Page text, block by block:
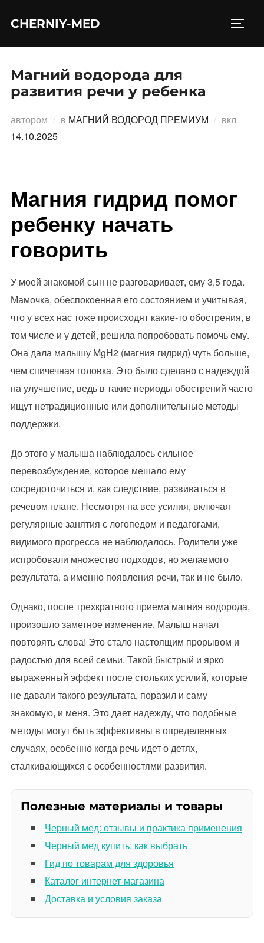
CHERNIY-MED
Магний водорода для
развития речи у ребенка
автором в МАГНИЙ ВОДОРОД ПРЕМИУМ вкл
14.10.2025
Магния гидрид помог
ребенку начать
говорить
У моей знакомой сын не разговаривает, ему 3,5 года.
Мамочка, обеспокоенная его состоянием и учитывая,
что у всех нас тоже происходят какие-то обострения, в
том числе и у детей, решила попробовать помочь ему.
Она дала малышу MgH2 (магния гидрид) чуть больше,
чем спичечная головка. Это было сделано с надеждой
на улучшение, ведь в такие периоды обострений часто
ищут нетрадиционные или дополнительные методы
поддержки.
До этого у малыша наблюдалось сильное
перевозбуждение, которое мешало ему
сосредоточиться и, как следствие, развиваться в
речевом плане. Несмотря на все усилия, включая
регулярные занятия с логопедом и педагогами,
видимого прогресса не наблюдалось. Родители уже
испробовали множество подходов, но желаемого
результата, а именно появления речи, так и не было.
Однако, после трехкратного приема магния водорода,
произошло заметное изменение. Малыш начал
повторять слова! Это стало настоящим прорывом и
радостью для всей семьи. Такой быстрый и ярко
выраженный эффект после стольких усилий, которые
не давали такого результата, поразил и саму
знакомую, и меня. Это дает надежду, что подобные
методы могут быть эффективны в определенных
случаях, особенно когда речь идет о детях,
сталкивающихся с особенностями развития.
Полезные материалы и товары
Черный мед: отзывы и практика применения
Черный мед купить: как выбрать
Гид по товарам для здоровья
Каталог интернет-магазина
Доставка и условия заказа